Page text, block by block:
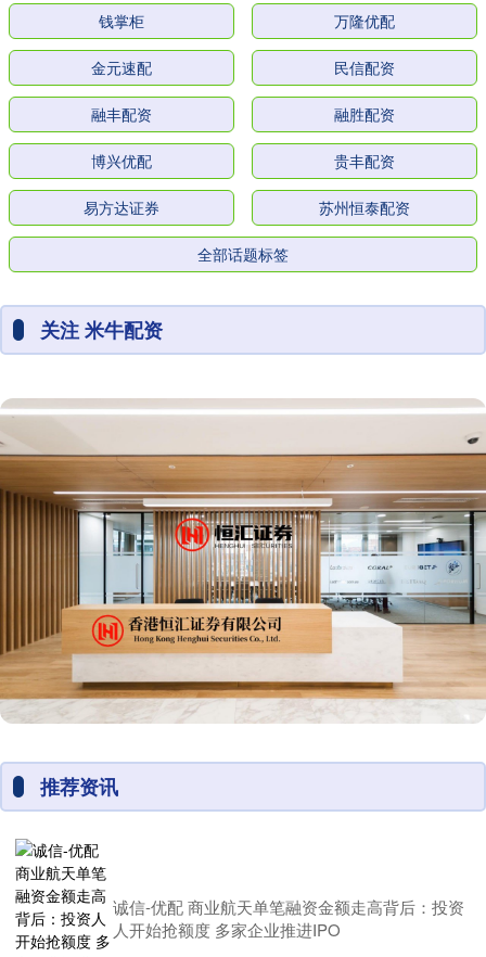
钱掌柜 万隆优配
金元速配 民信配资
融丰配资 融胜配资
博兴优配 贵丰配资
易方达证券 苏州恒泰配资
全部话题标签
关注 米牛配资
推荐资讯
诚信-优配 商业航天单笔融资金额走高背后：投资
人开始抢额度 多家企业推进IPO